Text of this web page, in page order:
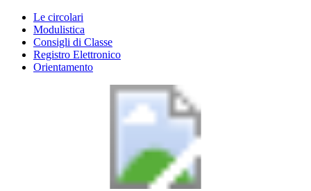
Le circolari
Modulistica
Consigli di Classe
Registro Elettronico
Orientamento